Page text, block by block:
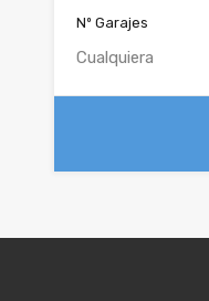
Nº Garajes
Cualquiera